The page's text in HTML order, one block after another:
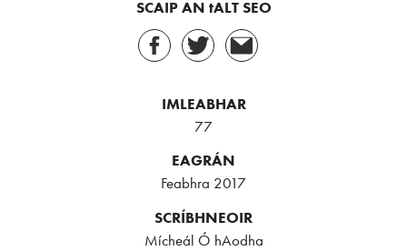
SCAIP AN tALT SEO
IMLEABHAR
77
EAGRÁN
Feabhra 2017
SCRÍBHNEOIR
Mícheál Ó hAodha